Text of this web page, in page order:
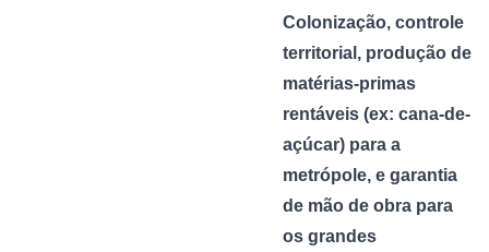
Colonização, controle
territorial, produção de
matérias-primas
rentáveis (ex: cana-de-
açúcar) para a
metrópole, e garantia
de mão de obra para
os grandes